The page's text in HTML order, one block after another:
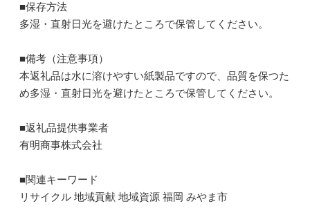
■保存方法
多湿・直射日光を避けたところで保管してください。
■備考（注意事項）
本返礼品は水に溶けやすい紙製品ですので、品質を保つた
め多湿・直射日光を避けたところで保管してください。
■返礼品提供事業者
有明商事株式会社
■関連キーワード
リサイクル 地域貢献 地域資源 福岡 みやま市